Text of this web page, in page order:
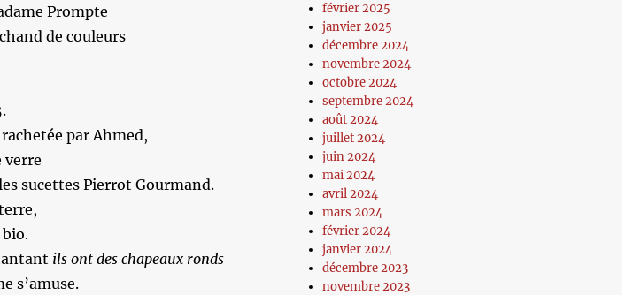
Prompte
de couleurs
par Ahmed,
verre
sucettes Pierrot Gourmand.
ils ont des chapeaux ronds
s’amuse.
février 2025
janvier 2025
décembre 2024
novembre 2024
octobre 2024
septembre 2024
août 2024
juillet 2024
juin 2024
mai 2024
avril 2024
mars 2024
février 2024
janvier 2024
décembre 2023
novembre 2023